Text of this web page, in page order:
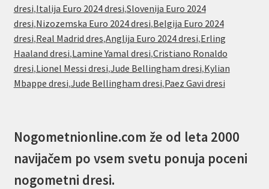
dresi,Italija Euro 2024 dresi,Slovenija Euro 2024
dresi,Nizozemska Euro 2024 dresi,Belgija Euro 2024
dresi,Real Madrid dres,Anglija Euro 2024 dresi,Erling
Haaland dresi,Lamine Yamal dresi,Cristiano Ronaldo
dresi,Lionel Messi dresi,Jude Bellingham dresi,Kylian
Mbappe dresi,Jude Bellingham dresi,Paez Gavi dresi
Nogometnionline.com že od leta 2000
navijačem po vsem svetu ponuja poceni
nogometni dresi.